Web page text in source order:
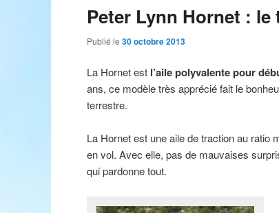
Peter Lynn Hornet : le
Publié le30 octobre 2013
La Hornet est l’aile polyvalente pour
ans, ce modèle très apprécié fait le
terrestre.
La Hornet est une aile de traction au ratio
en vol. Avec elle, pas de mauvaises
qui pardonne tout.